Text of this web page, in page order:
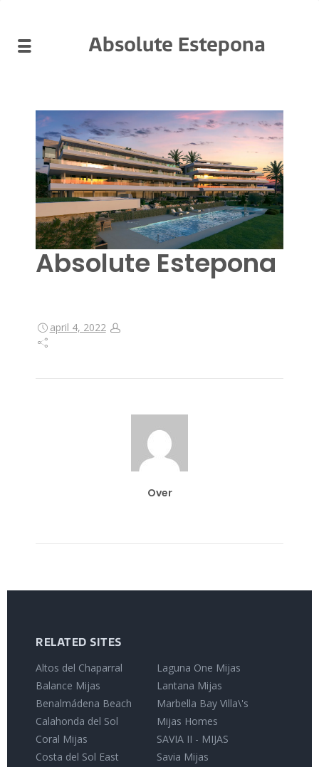
Absolute Estepona
Absolute Estepona
april 4, 2022
Over
RELATED SITES
Altos del Chaparral
Balance Mijas
Benalmádena Beach
Calahonda del Sol
Coral Mijas
Costa del Sol East
Laguna One Mijas
Lantana Mijas
Marbella Bay Villa\'s
Mijas Homes
SAVIA II - MIJAS
Savia Mijas